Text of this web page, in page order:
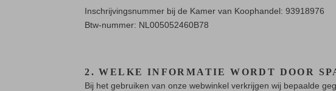
Inschrijvingsnummer bij de Kamer van Koophandel:93918976
Btw-nummer: NL005052460B78
2. WELKE INFORMATIE WORDT DOOR
Bij het gebruiken van onze webwinkel verkrijgen wij bepaalde